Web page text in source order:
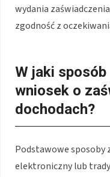
wydania
zgodność z
W jaki sposób
wniosek o
dochodach?
Podstawowe sposoby
elektroniczny lub